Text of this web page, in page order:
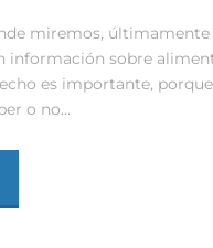
miremos, últimamente
información sobre
es importante,
o no...